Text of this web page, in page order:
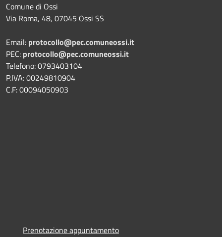
Comune di Ossi
Via Roma, 48, 07045 Ossi SS
Email: protocollo@pec.comuneossi.it
PEC: protocollo@pec.comuneossi.it
Telefono: 0793403104
P.IVA: 00249810904
C.F: 00094050903
Prenotazione appuntamento